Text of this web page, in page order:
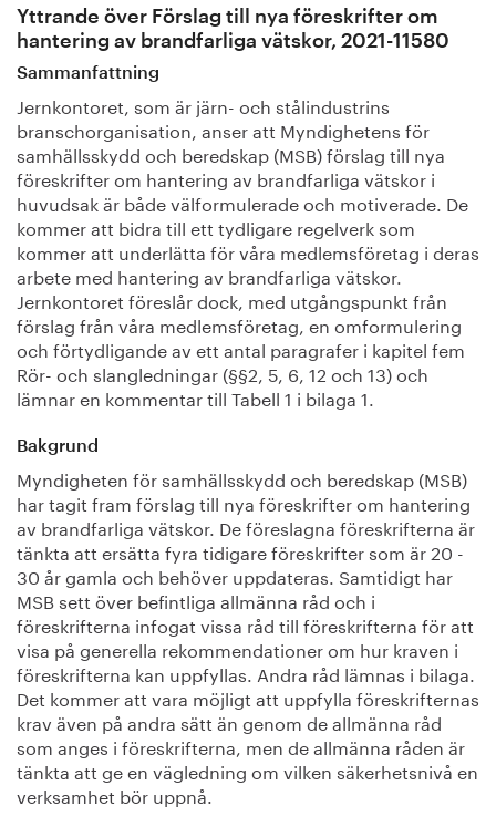
Yttrande över Förslag till nya föreskrifter om
hantering av brandfarliga vätskor, 2021-11580
Sammanfattning
Jernkontoret, som är järn- och stålindustrins
branschorganisation, anser att Myndighetens för
samhällsskydd och beredskap (MSB) förslag till nya
föreskrifter om hantering av brandfarliga vätskor i
huvudsak är både välformulerade och motiverade. De
kommer att bidra till ett tydligare regelverk som
kommer att underlätta för våra medlemsföretag i deras
arbete med hantering av brandfarliga vätskor.
Jernkontoret föreslår dock, med utgångspunkt från
förslag från våra medlemsföretag, en omformulering
och förtydligande av ett antal paragrafer i kapitel fem
Rör- och slangledningar (§§2, 5, 6, 12 och 13) och
lämnar en kommentar till Tabell 1 i bilaga 1.
Bakgrund
Myndigheten för samhällsskydd och beredskap (MSB)
har tagit fram förslag till nya föreskrifter om hantering
av brandfarliga vätskor. De föreslagna föreskrifterna är
tänkta att ersätta fyra tidigare föreskrifter som är 20 -
30 år gamla och behöver uppdateras. Samtidigt har
MSB sett över befintliga allmänna råd och i
föreskrifterna infogat vissa råd till föreskrifterna för att
visa på generella rekommendationer om hur kraven i
föreskrifterna kan uppfyllas. Andra råd lämnas i bilaga.
Det kommer att vara möjligt att uppfylla föreskrifternas
krav även på andra sätt än genom de allmänna råd
som anges i föreskrifterna, men de allmänna råden är
tänkta att ge en vägledning om vilken säkerhetsnivå en
verksamhet bör uppnå.